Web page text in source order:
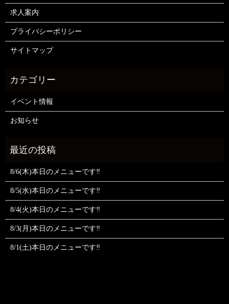
求人案内
プライバシーポリシー
サイトマップ
イベント情報
お知らせ
8/6(木)本日のメニューです‼️
8/5(水)本日のメニューです‼️
8/4(火)本日のメニューです‼️
8/3(月)本日のメニューです‼️
8/1(土)本日のメニューです‼️